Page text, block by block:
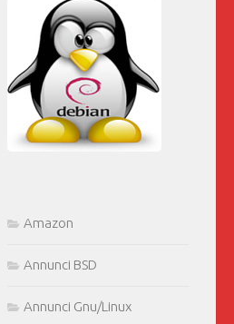
Amazon
Annunci BSD
Annunci Gnu/Linux